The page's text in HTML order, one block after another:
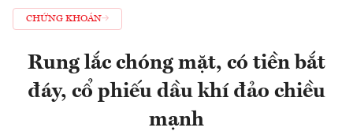
CHỨNG KHOÁN
Rung lắc chóng mặt, có tiền bắt
đáy, cổ phiếu dầu khí đảo chiều
mạnh